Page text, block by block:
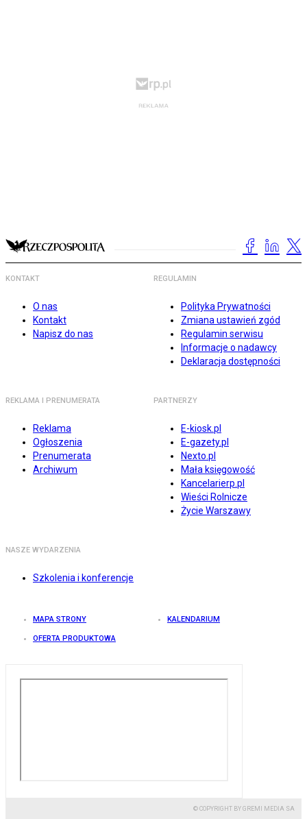
KONTAKT
O nas
Kontakt
Napisz do nas
REGULAMIN
Polityka Prywatności
Zmiana ustawień zgód
Regulamin serwisu
Informacje o nadawcy
Deklaracja dostępności
REKLAMA I PRENUMERATA
Reklama
Ogłoszenia
Prenumerata
Archiwum
PARTNERZY
E-kiosk.pl
E-gazety.pl
Nexto.pl
Mała księgowość
Kancelarierp.pl
Wieści Rolnicze
Życie Warszawy
NASZE WYDARZENIA
Szkolenia i konferencje
MAPA STRONY KALENDARIUM
OFERTA PRODUKTOWA
© COPYRIGHT BY GREMI MEDIA SA